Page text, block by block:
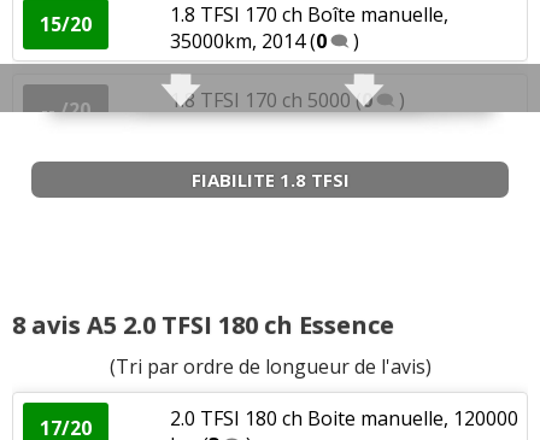
15/20
1.8 TFSI 170 ch Boîte manuelle,
35000km, 2014(0 )
-- /20 1.8 TFSI 170 ch 5000(0 )
01/20 1.8 TFSI 170 ch 72 000 km
1.8 TFSI 170 ch boite
mécanique/180000kms/201(0
FIABILITE 1.8 TFSI
8 avis A5 2.0 TFSI 180 ch Essence
(Tri par ordre de longueur de l'avis)
17/20
2.0 TFSI 180 ch Boite manuelle, 120000